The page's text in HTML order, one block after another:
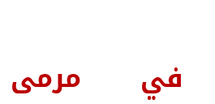
في مرمى